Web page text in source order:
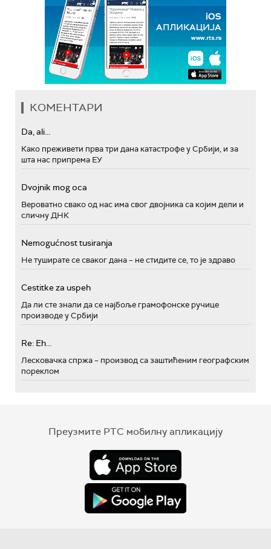
КОМЕНТАРИ
Da, ali...
Како преживети прва три дана катастрофе у Србији, и за
шта нас припрема ЕУ
Dvojnik mog oca
Вероватно свако од нас има свог двојника са којим дели и
сличну ДНК
Nemogućnost tusiranja
Не туширате се сваког дана – не стидите се, то је здраво
Cestitke za uspeh
Да ли сте знали да се најбоље грамофонске ручице
производе у Србији
Re: Eh...
Лесковачка спржа – производ са заштићеним географским
пореклом
Преузмите РТС мобилну апликацију